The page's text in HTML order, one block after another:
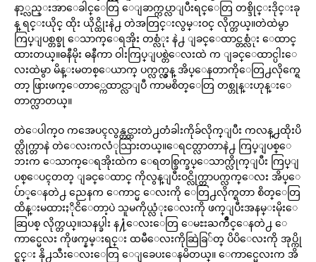
နာ့္လည္းအာေခါင္ေတြ ေျခာက္ကပ္လာျပီးရင္ေတြ တစ္ဒိုင္းဒိုင္းခု
န္ ရင္းယိုင္ ထိုး ယိုင္ထိုးနဲ႕ တဲအတြင္းလွမ္းဝင္ လိုက္တယ္။တဲထဲမွာ
ကြပ္ျပစ္တစ္ခု ေသာက္ေရအိုး တစ္လံုး နဲ႕ ျခင္ေထာင္တစ္လံုး ေထာင္
ထားတယ္။ဓနီမိုး ဓနီကာ ဝါးကြပ္ျပစ္တဲေလးထဲ က ျခင္ေထာင္ပါးေ
လးထဲမွာ မိန္းမတစ္ေယာက္ ပက္လက္လွန္ အိပ္ေနတာကိုေတြ႕လိုက္ရေ
တာ့ ဖြားဖက္ေတာ္ကေထာင္လာျပီ ကာမစိတ္ေတြ တစ္ဟုန္းဟုန္းေ
တာက္လာတယ္။
တဲေပါက္ဝ ကအေပၚလွန္တင္ထားတဲ႕တံခါးကိုခ်လိုက္ျပီး ကလန္႕ထိုးပိ
တ္လိုက္တာနဲ တဲေလးကလံုသြားတယ္။ေရငတ္လာတာနဲ႕ ကြပ္ျပစ္ေ
ဘးက ေသာက္ေရအိုးထဲက ေရတစ္ခြက္ခပ္ေသာက္လိုက္ျပီး ကြပ္ျ
ပစ္ေပၚတတ္ ျခင္ေထာင္ ကိုလွန္ျပီးဝင္လိုက္တာပက္လက္ေလး အိပ္ေ
ပ်ာ္ေနတဲ႕ ညေနက ေကာင္မ ေလးကို ေတြ႕လိုက္ရတာ စိတ္ေတြ
ထိန္းမထားႏိုငိေတာ့ပဲ သူမကိုယ္လံုးေလးကို ဖက္ျပီးအနမ္းမိုးေ
ဆြပစ္ လိုက္တယ္။သနပ္ခါး န႔ံေလးေတြ ေမႊးႀကိဳင္ေနတဲ႕ ေ
ကာင္မေလး ကိုဖက္နမ္းရင္း ထမီေလးကိုဆြဲခြ်တ္ ပိပိေလးကို အုပ္ကို
င္ရင္း နို႕သီးေလးေတြ ေျခေပးေနမိတယ္။ ေကာင္မေလးက အိ